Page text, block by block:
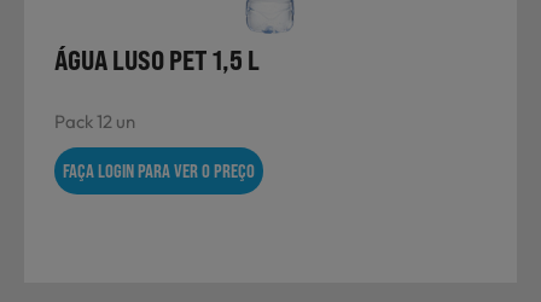
ÁGUA LUSO PET 1,5 L
Pack 12 un
FAÇA LOGIN PARA VER O PREÇO